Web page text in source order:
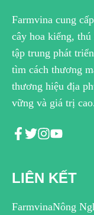
Farmvina cung
cây hoa kiểng,
tập trung phát
tìm cách thương
thương hiệu địa
vững và giá trị
LIÊN KẾT
FarmvinaNông